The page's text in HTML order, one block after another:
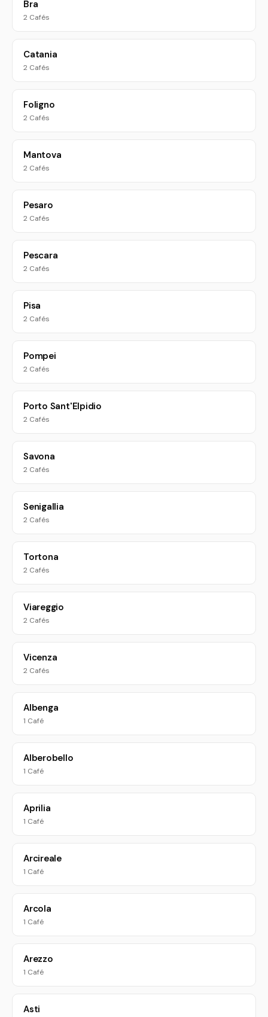
Bra
2 Cafés
Catania
2 Cafés
Foligno
2 Cafés
Mantova
2 Cafés
Pesaro
2 Cafés
Pescara
2 Cafés
Pisa
2 Cafés
Pompei
2 Cafés
Porto Sant'Elpidio
2 Cafés
Savona
2 Cafés
Senigallia
2 Cafés
Tortona
2 Cafés
Viareggio
2 Cafés
Vicenza
2 Cafés
Albenga
1 Café
Alberobello
1 Café
Aprilia
1 Café
Arcireale
1 Café
Arcola
1 Café
Arezzo
1 Café
Asti